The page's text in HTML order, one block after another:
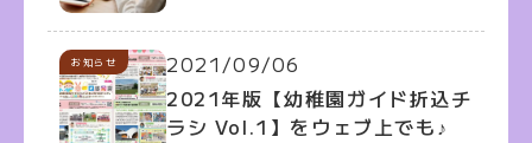
お知らせ
2021/09/06
2021年版【幼稚園ガイド折込チ
ラシ Vol.1】をウェブ上でも♪